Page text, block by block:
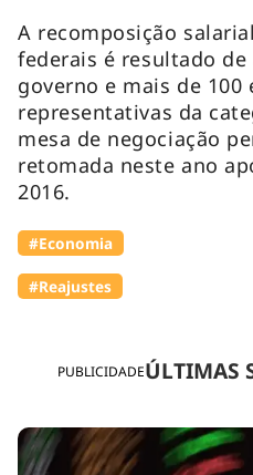
PUBLICIDADEÚLTIMAS
A recomposição
federais é resultado
governo e mais de 100
representativas da
mesa de negociação
retomada neste ano
2016.
#Economia
#Reajustes